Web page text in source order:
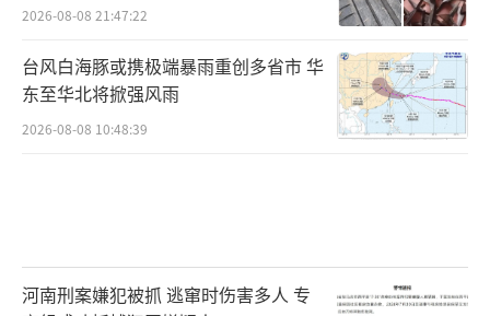
2026-08-08 21:47:22
台风白海豚或携极端暴雨重创多省市 华
东至华北将掀强风雨
2026-08-08 10:48:39
河南刑案嫌犯被抓 逃窜时伤害多人 专